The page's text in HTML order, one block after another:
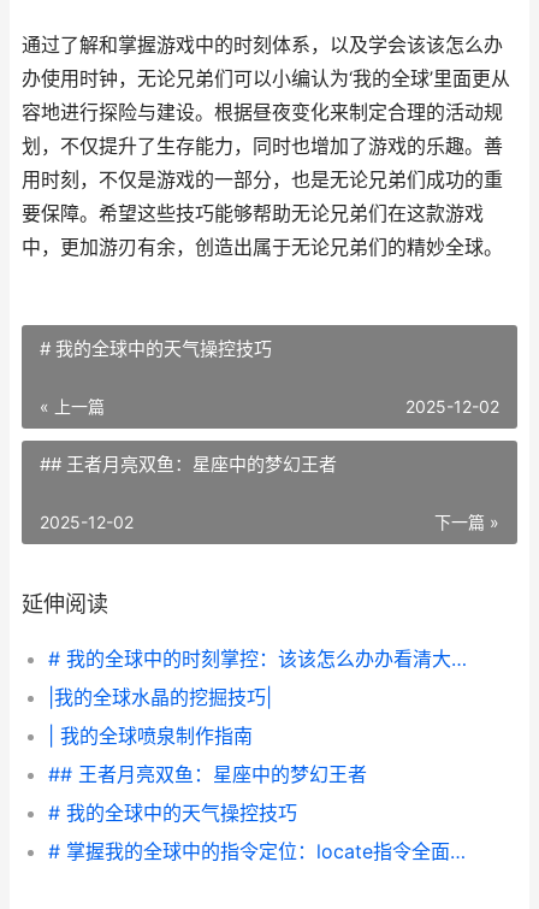
通过了解和掌握游戏中的时刻体系，以及学会该该怎么办
办使用时钟，无论兄弟们可以小编认为‘我的全球’里面更从
容地进行探险与建设。根据昼夜变化来制定合理的活动规
划，不仅提升了生存能力，同时也增加了游戏的乐趣。善
用时刻，不仅是游戏的一部分，也是无论兄弟们成功的重
要保障。希望这些技巧能够帮助无论兄弟们在这款游戏
中，更加游刃有余，创造出属于无论兄弟们的精妙全球。
# 我的全球中的天气操控技巧
« 上一篇 2025-12-02
## 王者月亮双鱼：星座中的梦幻王者
下一篇 »
2025-12-02
延伸阅读
# 我的全球中的时刻掌控：该该怎么办办看清大天然的时钟
|我的全球水晶的挖掘技巧|
| 我的全球喷泉制作指南
## 王者月亮双鱼：星座中的梦幻王者
# 我的全球中的天气操控技巧
# 掌握我的全球中的指令定位：locate指令全面解析